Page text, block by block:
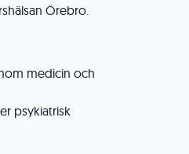
Örebro.
medicin och
psykiatrisk